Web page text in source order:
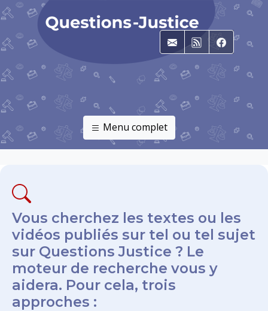
E-mailRSS
Menu complet
Vous cherchez les textes ou les
vidéos publiés sur tel ou tel sujet
sur Questions Justice ? Le
moteur de recherche vous y
aidera. Pour cela, trois
approches :